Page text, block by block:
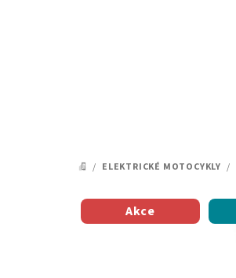
DOMŮ
/ ELEKTRICKÉ MOTOCYKLY /
Akce